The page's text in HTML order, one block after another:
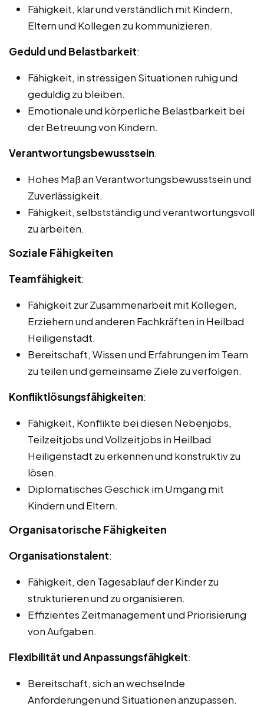
Fähigkeit, klar und verständlich mit Kindern,
Eltern und Kollegen zu kommunizieren.
Geduld und Belastbarkeit:
Fähigkeit, in stressigen Situationen ruhig und
geduldig zu bleiben.
Emotionale und körperliche Belastbarkeit bei
der Betreuung von Kindern.
Verantwortungsbewusstsein:
Hohes Maß an Verantwortungsbewusstsein und
Zuverlässigkeit.
Fähigkeit, selbstständig und verantwortungsvoll
zu arbeiten.
Soziale Fähigkeiten
Teamfähigkeit:
Fähigkeit zur Zusammenarbeit mit Kollegen,
Erziehern und anderen Fachkräften in Heilbad
Heiligenstadt.
Bereitschaft, Wissen und Erfahrungen im Team
zu teilen und gemeinsame Ziele zu verfolgen.
Konfliktlösungsfähigkeiten:
Fähigkeit, Konflikte bei diesen Nebenjobs,
Teilzeitjobs und Vollzeitjobs in Heilbad
Heiligenstadt zu erkennen und konstruktiv zu
lösen.
Diplomatisches Geschick im Umgang mit
Kindern und Eltern.
Organisatorische Fähigkeiten
Organisationstalent:
Fähigkeit, den Tagesablauf der Kinder zu
strukturieren und zu organisieren.
Effizientes Zeitmanagement und Priorisierung
von Aufgaben.
Flexibilität und Anpassungsfähigkeit:
Bereitschaft, sich an wechselnde
Anforderungen und Situationen anzupassen.